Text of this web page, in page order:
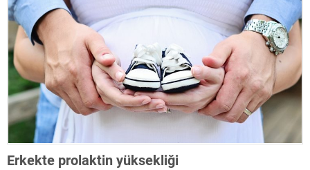
Erkekte prolaktin yüksekliği